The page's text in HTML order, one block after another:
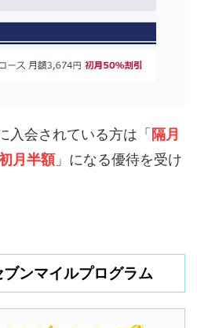
入会されている方は「 隔月
月半額」になる優待を受け
ンマイルプログラム